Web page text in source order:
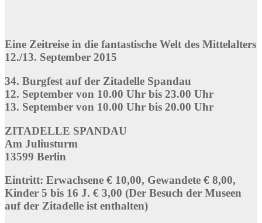
Eine Zeitreise in die fantastische Welt des Mittelalters
12./13. September 2015
34. Burgfest auf der Zitadelle Spandau
12. September von 10.00 Uhr bis 23.00 Uhr
13. September von 10.00 Uhr bis 20.00 Uhr
ZITADELLE SPANDAU
Am Juliusturm
13599 Berlin
Eintritt: Erwachsene € 10,00, Gewandete € 8,00,
Kinder 5 bis 16 J. € 3,00 (Der Besuch der Museen
auf der Zitadelle ist enthalten)